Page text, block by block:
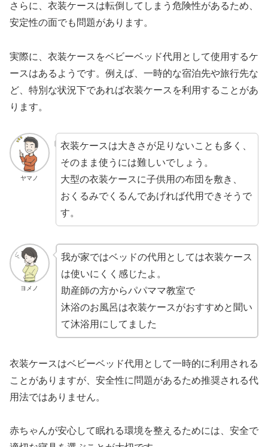
さらに、衣装ケースは転倒してしまう危険性があるため、
安定性の面でも問題があります。
実際に、衣装ケースをベビーベッド代用として使用するケ
ースはあるようです。例えば、一時的な宿泊先や旅行先な
ど、特別な状況下であれば衣装ケースを利用することがあ
ります。
ヤマノ
衣装ケースは大きさが足りないことも多く、
そのまま使うには難しいでしょう。
大型の衣装ケースに子供用の布団を敷き、
おくるみでくるんであげれば代用できそうで
す。
ヨメノ
我が家ではベッドの代用としては衣装ケース
は使いにくく感じたよ。
助産師の方からパパママ教室で
沐浴のお風呂は衣装ケースがおすすめと聞い
て沐浴用にしてました
衣装ケースはベビーベッド代用として一時的に利用される
ことがありますが、安全性に問題があるため推奨される代
用法ではありません。
赤ちゃんが安心して眠れる環境を整えるためには、安全で